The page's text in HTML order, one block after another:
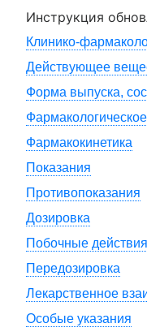
Инструкция
Клинико-
Действующее
Форма выпуска,
Фармакокинетика
Показания
Противопоказания
Дозировка
Побочные действия
Передозировка
Лекарственное
Особые указания